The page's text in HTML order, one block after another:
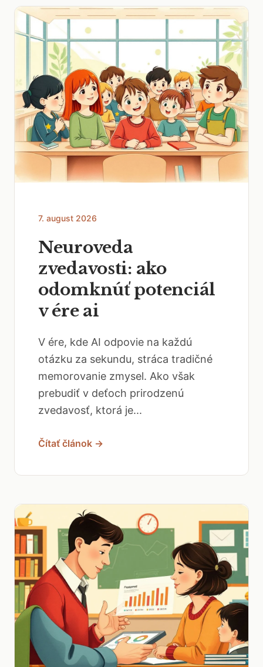
7. august 2026
Neuroveda
zvedavosti: ako
odomknúť potenciál
v ére ai
V ére, kde AI odpovie na každú
otázku za sekundu, stráca tradičné
memorovanie zmysel. Ako však
prebudiť v deťoch prirodzenú
zvedavosť, ktorá je...
Čítať článok →